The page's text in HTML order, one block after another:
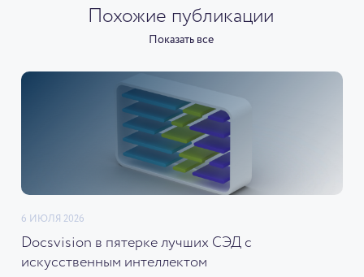
Похожие публикации
Показать все
6 ИЮЛЯ 2026
Docsvision в пятерке лучших СЭД с
искусственным интеллектом